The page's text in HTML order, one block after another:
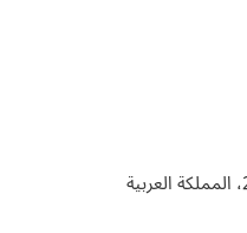
شارع فؤاد شاكر، النزهة، جدة 23532، المملكة العربية